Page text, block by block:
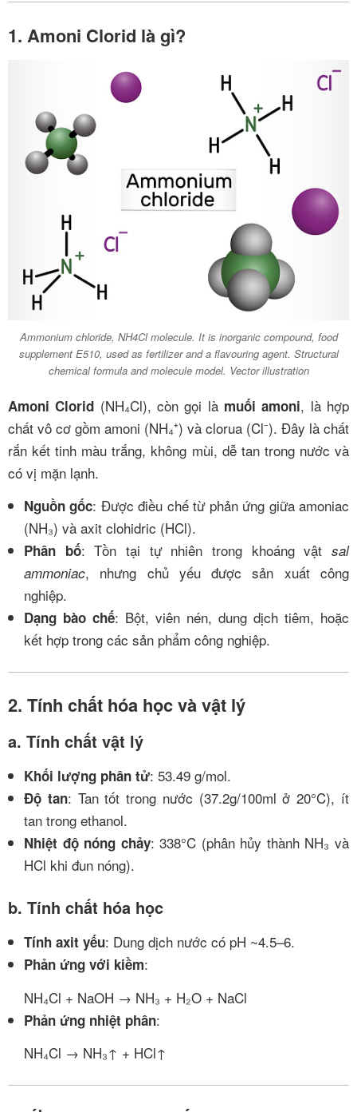
1. Amoni Clorid là gì?
Ammonium chloride, NH4Cl molecule. It is inorganic compound, food
supplement E510, used as fertilizer and a flavouring agent. Structural
chemical formula and molecule model. Vector illustration
Amoni Clorid (NH₄Cl), còn gọi là muối amoni, là hợp
chất vô cơ gồm amoni (NH₄⁺) và clorua (Cl⁻). Đây là chất
rắn kết tinh màu trắng, không mùi, dễ tan trong nước và
có vị mặn lạnh.
Nguồn gốc: Được điều chế từ phản ứng giữa amoniac
(NH₃) và axit clohidric (HCl).
Phân bố: Tồn tại tự nhiên trong khoáng vậtsal
ammoniac, nhưng chủ yếu được sản xuất công
nghiệp.
Dạng bào chế: Bột, viên nén, dung dịch tiêm, hoặc
kết hợp trong các sản phẩm công nghiệp.
2. Tính chất hóa học và vật lý
a. Tính chất vật lý
Khối lượng phân tử: 53.49 g/mol.
Độ tan: Tan tốt trong nước (37.2g/100ml ở 20°C), ít
tan trong ethanol.
Nhiệt độ nóng chảy: 338°C (phân hủy thành NH₃ và
HCl khi đun nóng).
b. Tính chất hóa học
Tính axit yếu: Dung dịch nước có pH ~4.5–6.
Phản ứng với kiềm:
NH₄Cl + NaOH → NH₃ + H₂O + NaCl
Phản ứng nhiệt phân:
NH₄Cl → NH₃↑ + HCl↑